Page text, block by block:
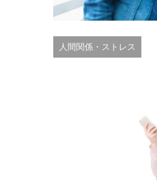
人間関係・ストレス